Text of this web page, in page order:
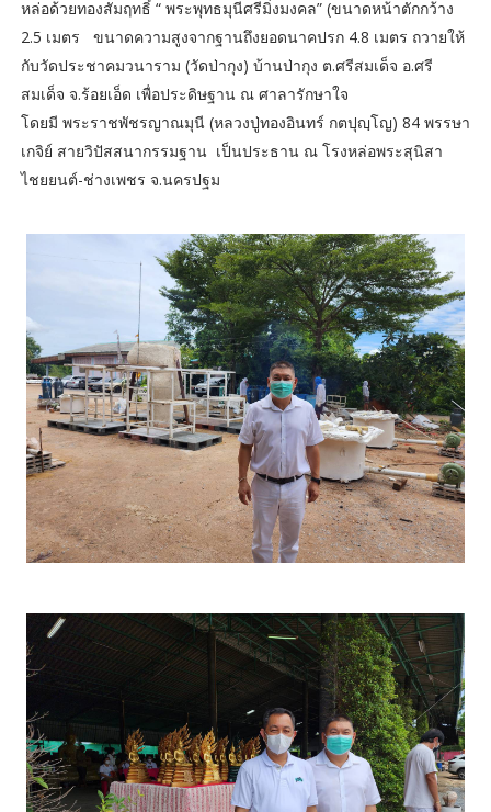
หล่อด้วยทองสัมฤทธิ์ “ พระพุทธมุนีศรีมิ่งมงคล” (ขนาดหน้าตักกว้าง
2.5 เมตร ขนาดความสูงจากฐานถึงยอดนาคปรก 4.8 เมตร ถวายให้
กับวัดประชาคมวนาราม (วัดป่ากุง) บ้านป่ากุง ต.ศรีสมเด็จ อ.ศรี
สมเด็จ จ.ร้อยเอ็ด เพื่อประดิษฐาน ณ ศาลารักษาใจ
โดยมี พระราชพัชรญาณมุนี (หลวงปู่ทองอินทร์ กตปุญฺโญ) 84 พรรษา
เกจิย์ สายวิปัสสนากรรมฐาน เป็นประธาน ณ โรงหล่อพระสุนิสา
ไชยยนต์-ช่างเพชร จ.นครปฐม